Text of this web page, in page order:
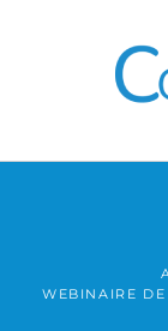
WEBINAIRE
Panneau de